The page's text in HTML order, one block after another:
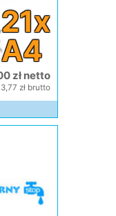
21x
A4
zł netto
zł brutto